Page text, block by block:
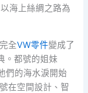
海上絲綢之路為
全VW零件變成了
。都號的姐妹
們的海水淚開始
在空間設計、智